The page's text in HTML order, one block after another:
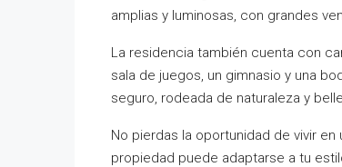
amplias y luminosas, con grandes
La residencia también cuenta con
sala de juegos, un gimnasio y una
seguro, rodeada de naturaleza y
No pierdas la oportunidad de vivir
propiedad puede adaptarse a tu